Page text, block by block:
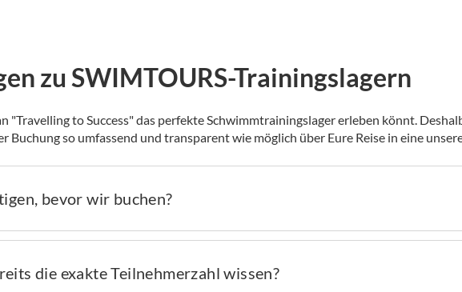
zu SWIMTOURS-Trainingslagern
"Travelling to Success" das perfekte Schwimmtrainingslager erleben könnt.
Buchung so umfassend und transparent wie möglich über Eure Reise in eine
bevor wir buchen?
die exakte Teilnehmerzahl wissen?